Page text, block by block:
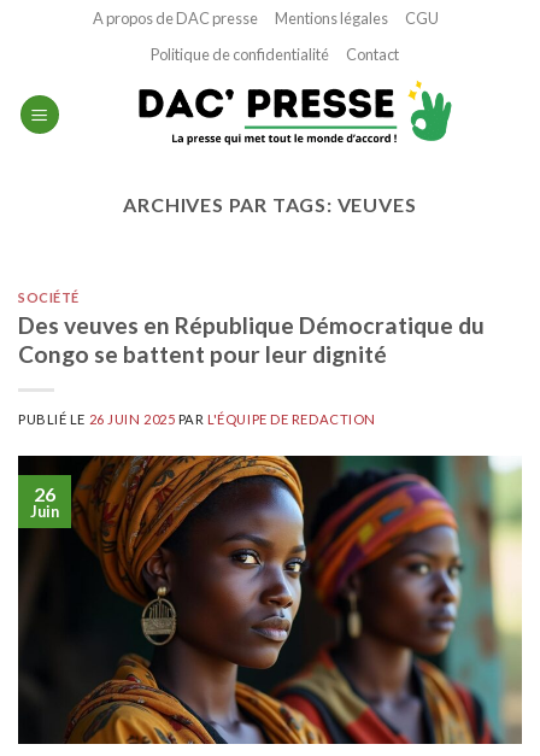
A propos de DAC presse Mentions légales
CGU
Politique de confidentialité
Contact
ARCHIVES PAR TAGS: VEUVES
SOCIÉTÉ
Des veuves en République Démocratique du
Congo se battent pour leur dignité
PUBLIÉ LE 26 JUIN 2025 PARL'ÉQUIPE DE REDACTION
26
Juin